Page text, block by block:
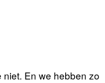
niet. En we hebben zo